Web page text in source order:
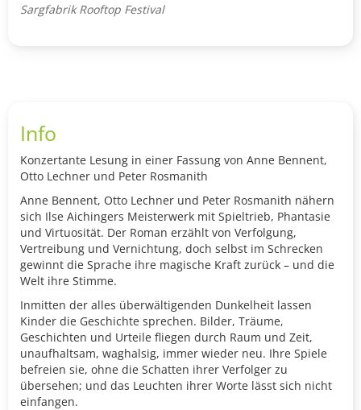
Sargfabrik Rooftop Festival
Info
Konzertante Lesung in einer Fassung von Anne Bennent,
Otto Lechner und Peter Rosmanith
Anne Bennent, Otto Lechner und Peter Rosmanith nähern
sich Ilse Aichingers Meisterwerk mit Spieltrieb, Phantasie
und Virtuosität. Der Roman erzählt von Verfolgung,
Vertreibung und Vernichtung, doch selbst im Schrecken
gewinnt die Sprache ihre magische Kraft zurück – und die
Welt ihre Stimme.
Inmitten der alles überwältigenden Dunkelheit lassen
Kinder die Geschichte sprechen. Bilder, Träume,
Geschichten und Urteile fliegen durch Raum und Zeit,
unaufhaltsam, waghalsig, immer wieder neu. Ihre Spiele
befreien sie, ohne die Schatten ihrer Verfolger zu
übersehen; und das Leuchten ihrer Worte lässt sich nicht
einfangen.